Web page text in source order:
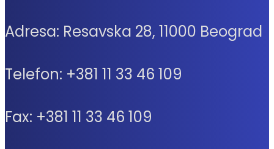
Adresa: Resavska 28, 11000 Beograd
Telefon: +381 11 33 46 109
Fax: +381 11 33 46 109